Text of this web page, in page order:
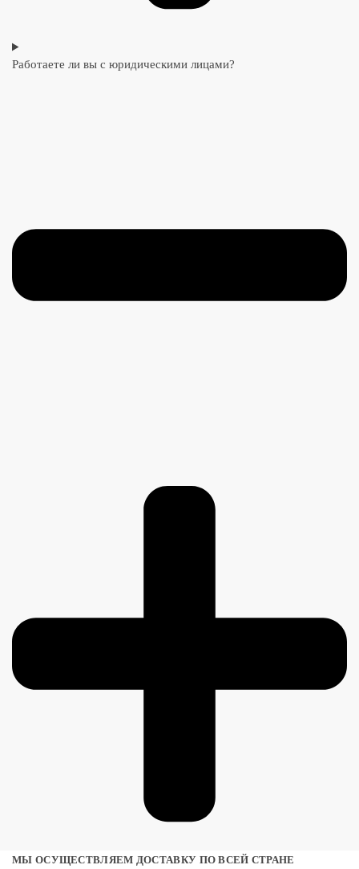
Работаете ли вы с юридическими лицами?
МЫ ОСУЩЕСТВЛЯЕМ ДОСТАВКУ ПО ВСЕЙ СТРАНЕ